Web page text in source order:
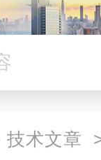
技术文章